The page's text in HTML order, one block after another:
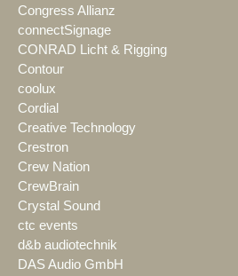
Congress Allianz
connectSignage
CONRAD Licht & Rigging
Contour
coolux
Cordial
Creative Technology
Crestron
Crew Nation
CrewBrain
Crystal Sound
ctc events
d&b audiotechnik
DAS Audio GmbH